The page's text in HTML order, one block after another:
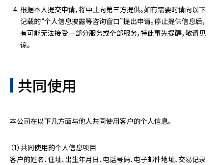
根据本人提交申请，将中止向第三方提供。如有需要时请向以下
记载的“个人信息披露等咨询窗口”提出申请。停止提供信息后，
有可能无法接受一部分服务或全部服务，特此事先提醒，敬请见
谅。
共同使用
本公司在以下几方面与他人共同使用客户的个人信息。
（1）共同使用的个人信息项目
客户的姓名、住址、出生年月日、电话号码、电子邮件地址、交易记录